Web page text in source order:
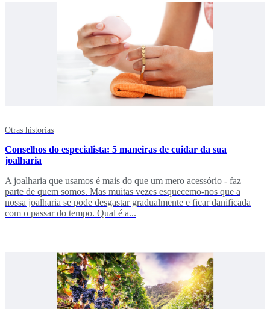
Otras historias
Conselhos do especialista: 5 maneiras de cuidar da sua
joalharia
A joalharia que usamos é mais do que um mero acessório - faz
parte de quem somos. Mas muitas vezes esquecemo-nos que a
nossa joalharia se pode desgastar gradualmente e ficar danificada
com o passar do tempo. Qual é a...